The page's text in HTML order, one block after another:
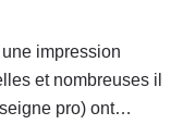
impression
et nombreuses il
pro) ont